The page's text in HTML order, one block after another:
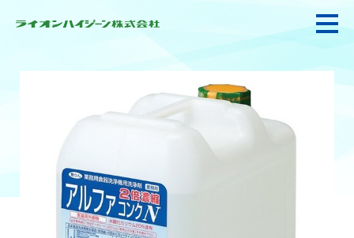
私たちの強み・使命
お悩み解決
感染防止対策・食品衛生